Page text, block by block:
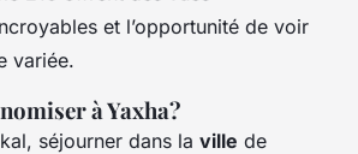
et l’opportunité de voir
variée.
à Yaxha?
séjourner dans la ville de